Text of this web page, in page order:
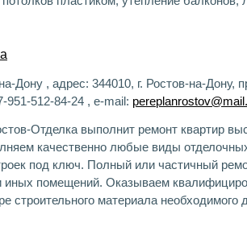
Дону , адрес: 344010, г. Ростов-на-Дону,
951-512-84-24 , e-mail:
Отделка выполнит ремонт квартир
качественно любые виды
под ключ. Полный или частичный
иных помещений. Оказываем
строительного материала необходимого